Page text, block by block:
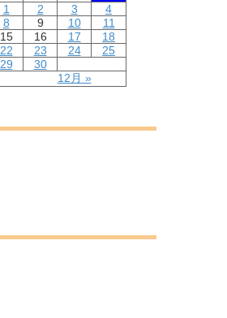
12月 »
1 2 3
4
8 9 10
11
15 16 17
18
22 23 24
25
29 30